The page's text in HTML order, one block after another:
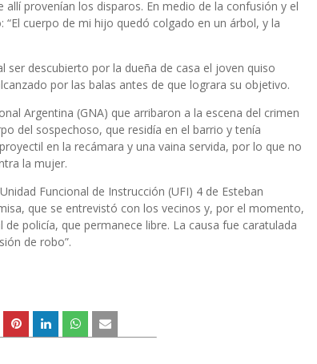
provenían los disparos. En medio de la confusión y el
cuerpo de mi hijo quedó colgado en un árbol, y la
ser descubierto por la dueña de casa el joven quiso
por las balas antes de que lograra su objetivo.
Argentina (GNA) que arribaron a la escena del crimen
del sospechoso, que residía en el barrio y tenía
en la recámara y una vaina servida, por lo que no
la mujer.
Funcional de Instrucción (UFI) 4 de Esteban
que se entrevistó con los vecinos y, por el momento,
policía, que permanece libre. La causa fue caratulada
de robo”.